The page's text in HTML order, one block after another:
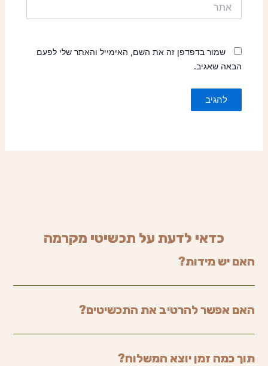
שמור בדפדפן זה את השם, האימייל והאתר שלי לפעם
הבאה שאגיב.
כדאי לדעת על תכשיטי מקרמה
האם יש מידות?
האם אפשר להרטיב את התכשיטים?
תוך כמה זמן יוצא המשלוח?